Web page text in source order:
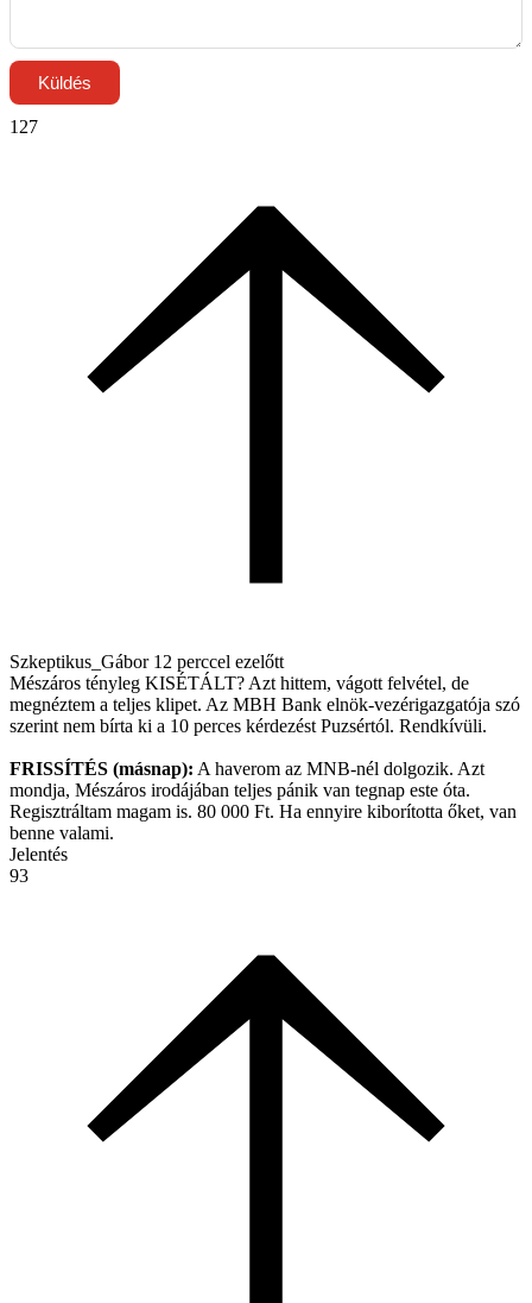
Küldés
127
Szkeptikus_Gábor 12 perccel ezelőtt
Mészáros tényleg KISÉTÁLT? Azt hittem, vágott felvétel, de
megnéztem a teljes klipet. Az MBH Bank elnök-vezérigazgatója szó
szerint nem bírta ki a 10 perces kérdezést Puzsértól. Rendkívüli.
FRISSÍTÉS (másnap): A haverom az MNB-nél dolgozik. Azt
mondja, Mészáros irodájában teljes pánik van tegnap este óta.
Regisztráltam magam is. 80 000 Ft. Ha ennyire kiborította őket, van
benne valami.
Jelentés
93